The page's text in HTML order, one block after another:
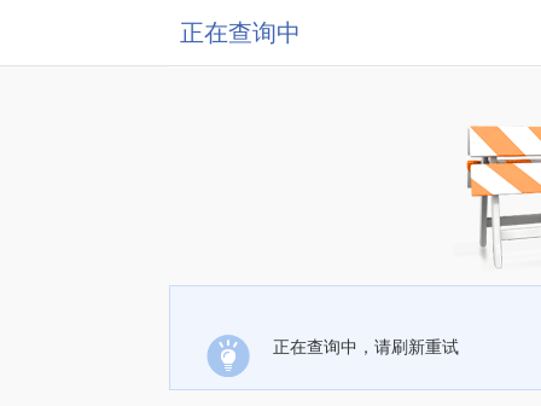
正在查询中
正在查询中，请刷新重试